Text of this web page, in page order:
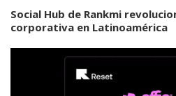
Social Hub de Rankmi
corporativa en Latinoamérica